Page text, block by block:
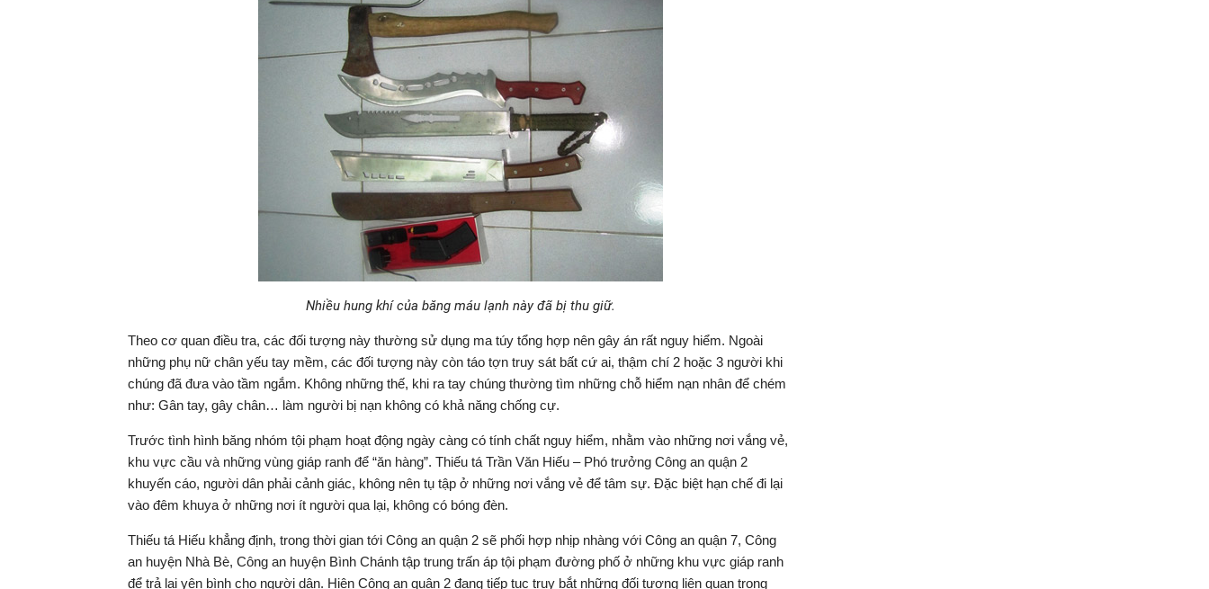
Nhiều hung khí của băng máu lạnh này đã bị thu giữ.
Theo cơ quan điều tra, các đối tượng này thường sử dụng ma túy tổng hợp nên gây án rất nguy hiểm. Ngoài
những phụ nữ chân yếu tay mềm, các đối tượng này còn táo tợn truy sát bất cứ ai, thậm chí 2 hoặc 3 người khi
chúng đã đưa vào tầm ngắm. Không những thế, khi ra tay chúng thường tìm những chỗ hiểm nạn nhân để chém
như: Gân tay, gây chân… làm người bị nạn không có khả năng chống cự.
Trước tình hình băng nhóm tội phạm hoạt động ngày càng có tính chất nguy hiểm, nhằm vào những nơi vắng vẻ,
khu vực cầu và những vùng giáp ranh để “ăn hàng”. Thiếu tá Trần Văn Hiếu – Phó trưởng Công an quận 2
khuyến cáo, người dân phải cảnh giác, không nên tụ tập ở những nơi vắng vẻ để tâm sự. Đặc biệt hạn chế đi lại
vào đêm khuya ở những nơi ít người qua lại, không có bóng đèn.
Thiếu tá Hiếu khẳng định, trong thời gian tới Công an quận 2 sẽ phối hợp nhịp nhàng với Công an quận 7, Công
an huyện Nhà Bè, Công an huyện Bình Chánh tập trung trấn áp tội phạm đường phố ở những khu vực giáp ranh
để trả lại yên bình cho người dân. Hiện Công an quận 2 đang tiếp tục truy bắt những đối tượng liên quan trong